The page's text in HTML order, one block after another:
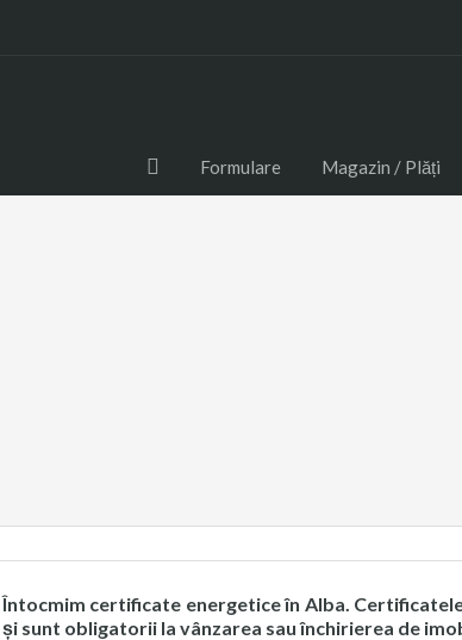
Formulare Magazin / Plăți
Întocmim certificate energetice în Alba.
și sunt obligatorii la vânzarea sau închirierea de